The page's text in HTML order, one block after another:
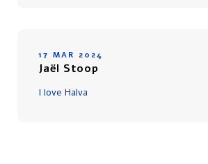
17 MAR 2024
Jaël Stoop
I love Halva